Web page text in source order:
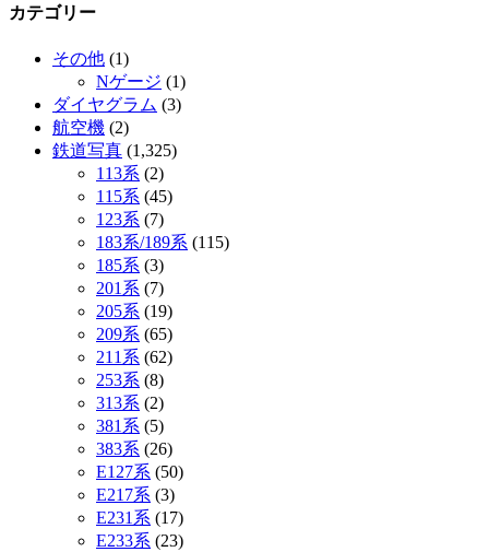
カテゴリー
その他 (1)
Nゲージ (1)
ダイヤグラム (3)
航空機 (2)
鉄道写真 (1,325)
113系 (2)
115系 (45)
123系 (7)
183系/189系 (115)
185系 (3)
201系 (7)
205系 (19)
209系 (65)
211系 (62)
253系 (8)
313系 (2)
381系 (5)
383系 (26)
E127系 (50)
E217系 (3)
E231系 (17)
E233系 (23)